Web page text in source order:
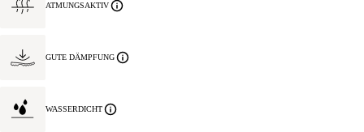
ATMUNGSAKTIV
GUTE DÄMPFUNG
WASSERDICHT